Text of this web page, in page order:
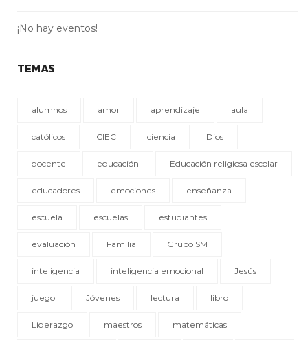
¡No hay eventos!
TEMAS
alumnos amor aprendizaje aula
católicos CIEC ciencia Dios
docente educación Educación religiosa escolar
educadores emociones enseñanza
escuela escuelas estudiantes
evaluación Familia Grupo SM
inteligencia inteligencia emocional Jesús
juego Jóvenes lectura libro
Liderazgo maestros matemáticas